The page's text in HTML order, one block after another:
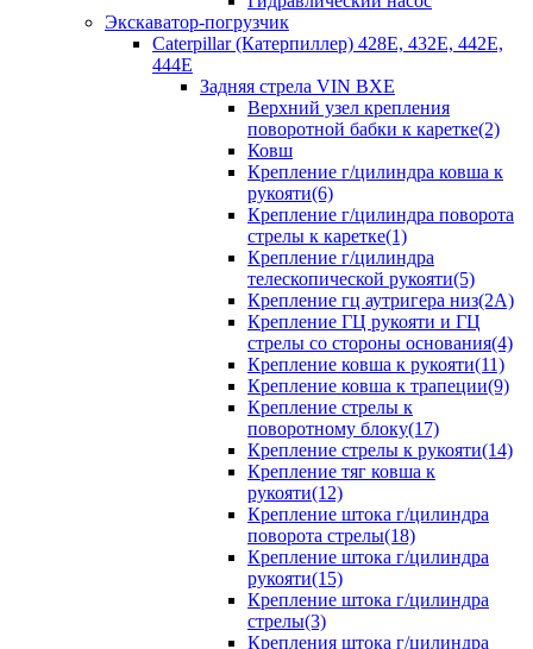
Экскаватор-погрузчик
Caterpillar (Катерпиллер) 428E, 432E, 442E,
444E
Задняя стрела VIN BXE
Верхний узел крепления
поворотной бабки к каретке(2)
Ковш
Крепление г/цилиндра ковша к
рукояти(6)
Крепление г/цилиндра поворота
стрелы к каретке(1)
Крепление г/цилиндра
телескопической рукояти(5)
Крепление гц аутригера низ(2А)
Крепление ГЦ рукояти и ГЦ
стрелы со стороны основания(4)
Крепление ковша к рукояти(11)
Крепление ковша к трапеции(9)
Крепление стрелы к
поворотному блоку(17)
Крепление стрелы к рукояти(14)
Крепление тяг ковша к
рукояти(12)
Крепление штока г/цилиндра
поворота стрелы(18)
Крепление штока г/цилиндра
рукояти(15)
Крепление штока г/цилиндра
стрелы(3)
Крепления штока г/цилиндра